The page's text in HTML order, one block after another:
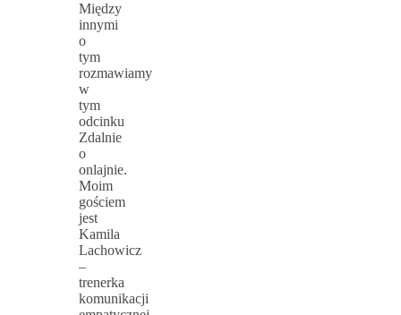
Między
innymi
o
tym
rozmawiamy
w
tym
odcinku
Zdalnie
o
onlajnie.
Moim
gościem
jest
Kamila
Lachowicz
–
trenerka
komunikacji